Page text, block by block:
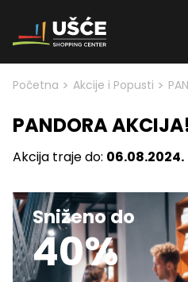
Skip to content
Početna > Akcije i Popusti >
PANDORA
Akcija traje do: 06.08.2024.
Sniženo do
40%